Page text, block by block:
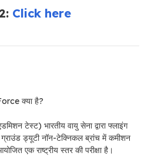
Click here
क्या है?
टेस्ट) भारतीय वायु सेना द्वारा फ्लाइंग
ड्यूटी नॉन-टेक्निकल ब्रांच में कमीशन
एक राष्ट्रीय स्तर की परीक्षा है।